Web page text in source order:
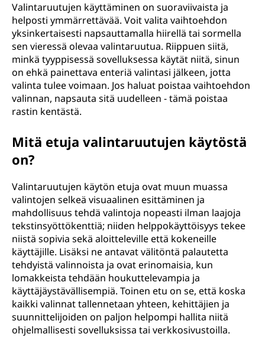
Valintaruutujen käyttäminen on suoraviivaista ja
helposti ymmärrettävää. Voit valita vaihtoehdon
yksinkertaisesti napsauttamalla hiirellä tai sormella
sen vieressä olevaa valintaruutua. Riippuen siitä,
minkä tyyppisessä sovelluksessa käytät niitä, sinun
on ehkä painettava enteriä valintasi jälkeen, jotta
valinta tulee voimaan. Jos haluat poistaa vaihtoehdon
valinnan, napsauta sitä uudelleen - tämä poistaa
rastin kentästä.
Mitä etuja valintaruutujen käytöstä
on?
Valintaruutujen käytön etuja ovat muun muassa
valintojen selkeä visuaalinen esittäminen ja
mahdollisuus tehdä valintoja nopeasti ilman laajoja
tekstinsyöttökenttiä; niiden helppokäyttöisyys tekee
niistä sopivia sekä aloitteleville että kokeneille
käyttäjille. Lisäksi ne antavat välitöntä palautetta
tehdyistä valinnoista ja ovat erinomaisia, kun
lomakkeista tehdään houkuttelevampia ja
käyttäjäystävällisempiä. Toinen etu on se, että koska
kaikki valinnat tallennetaan yhteen, kehittäjien ja
suunnittelijoiden on paljon helpompi hallita niitä
ohjelmallisesti sovelluksissa tai verkkosivustoilla.